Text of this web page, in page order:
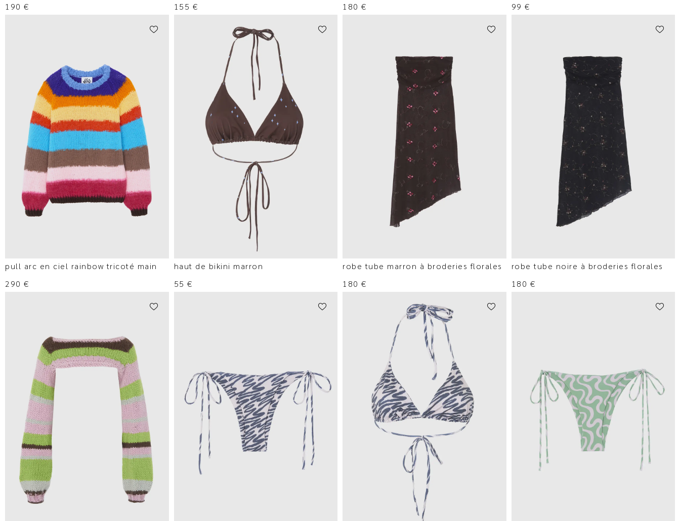
190 €
155 €
180 €
99 €
pull arc en ciel rainbow tricoté main
290 €
haut de bikini marron
55 €
robe tube marron à broderies florales
180 €
robe tube noire à broderies florales
180 €